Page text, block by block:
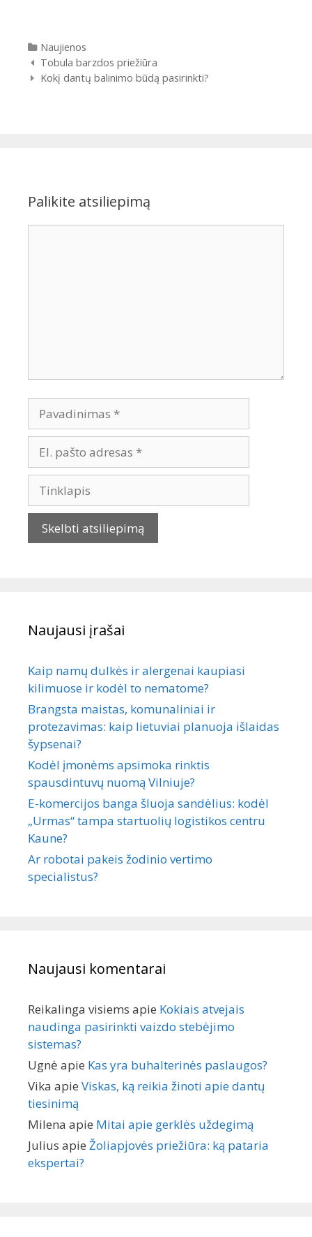
Kategorijos
Naujienos
Įrašų
navigacija
Tobula barzdos priežiūra
Kokį dantų balinimo būdą pasirinkti?
Palikite atsiliepimą
Naujausi įrašai
Kaip namų dulkės ir alergenai kaupiasi
kilimuose ir kodėl to nematome?
Brangsta maistas, komunaliniai ir
protezavimas: kaip lietuviai planuoja išlaidas
šypsenai?
Kodėl įmonėms apsimoka rinktis
spausdintuvų nuomą Vilniuje?
E-komercijos banga šluoja sandėlius: kodėl
„Urmas“ tampa startuolių logistikos centru
Kaune?
Ar robotai pakeis žodinio vertimo
specialistus?
Naujausi komentarai
Reikalinga visiems apie Kokiais atvejais
naudinga pasirinkti vaizdo stebėjimo
sistemas?
Ugnė apie Kas yra buhalterinės paslaugos?
Vika apie Viskas, ką reikia žinoti apie dantų
tiesinimą
Milena apie Mitai apie gerklės uždegimą
Julius apie Žoliapjovės priežiūra: ką pataria
ekspertai?